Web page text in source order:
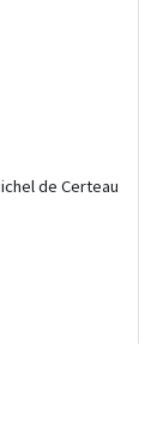
de Certeau